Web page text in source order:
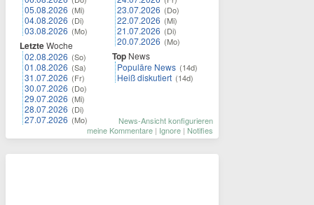
05.08.2026 (Mi)
04.08.2026 (Di)
03.08.2026 (Mo)
LetzteWoche
02.08.2026 (So)
01.08.2026 (Sa)
31.07.2026 (Fr)
30.07.2026 (Do)
29.07.2026 (Mi)
28.07.2026 (Di)
27.07.2026 (Mo)
23.07.2026 (Do)
22.07.2026 (Mi)
21.07.2026 (Di)
20.07.2026 (Mo)
Top News
Populäre News (14d)
Heiß diskutiert (14d)
News-Ansicht konfigurieren
meine Kommentare | Ignore | Notifies